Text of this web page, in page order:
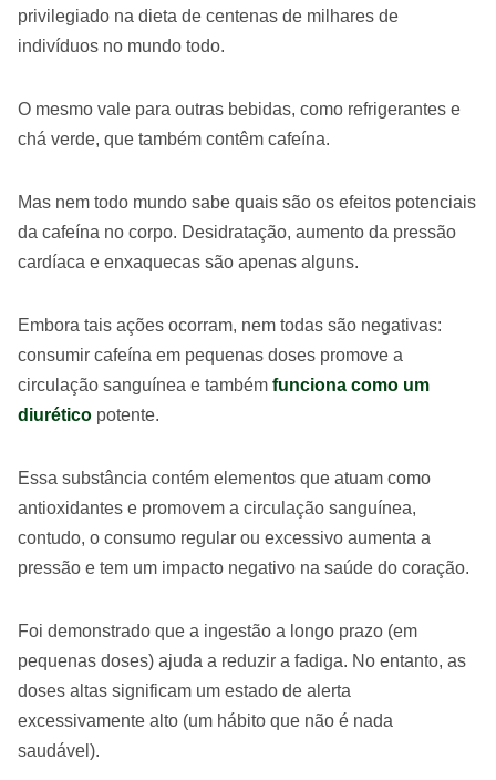
privilegiado na dieta de centenas de milhares de
indivíduos no mundo todo.
O mesmo vale para outras bebidas, como refrigerantes e
chá verde, que também contêm cafeína.
Mas nem todo mundo sabe quais são os efeitos potenciais
da cafeína no corpo. Desidratação, aumento da pressão
cardíaca e enxaquecas são apenas alguns.
Embora tais ações ocorram, nem todas são negativas:
consumir cafeína em pequenas doses promove a
circulação sanguínea e também funciona como um
diurético potente.
Essa substância contém elementos que atuam como
antioxidantes e promovem a circulação sanguínea,
contudo, o consumo regular ou excessivo aumenta a
pressão e tem um impacto negativo na saúde do coração.
Foi demonstrado que a ingestão a longo prazo (em
pequenas doses) ajuda a reduzir a fadiga. No entanto, as
doses altas significam um estado de alerta
excessivamente alto (um hábito que não é nada
saudável).